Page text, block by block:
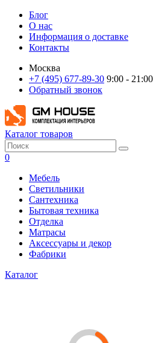
Блог
О нас
Информация о доставке
Контакты
Москва
+7 (495) 677-89-30 9:00 - 21:00
Обратный звонок
Каталог товаров
0
Мебель
Светильники
Сантехника
Бытовая техника
Отделка
Матрасы
Аксессуары и декор
Фабрики
Каталог